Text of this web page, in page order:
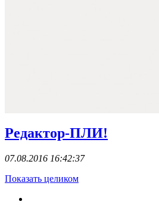
Редактор-ПЛИ!
07.08.2016 16:42:37
Показать целиком